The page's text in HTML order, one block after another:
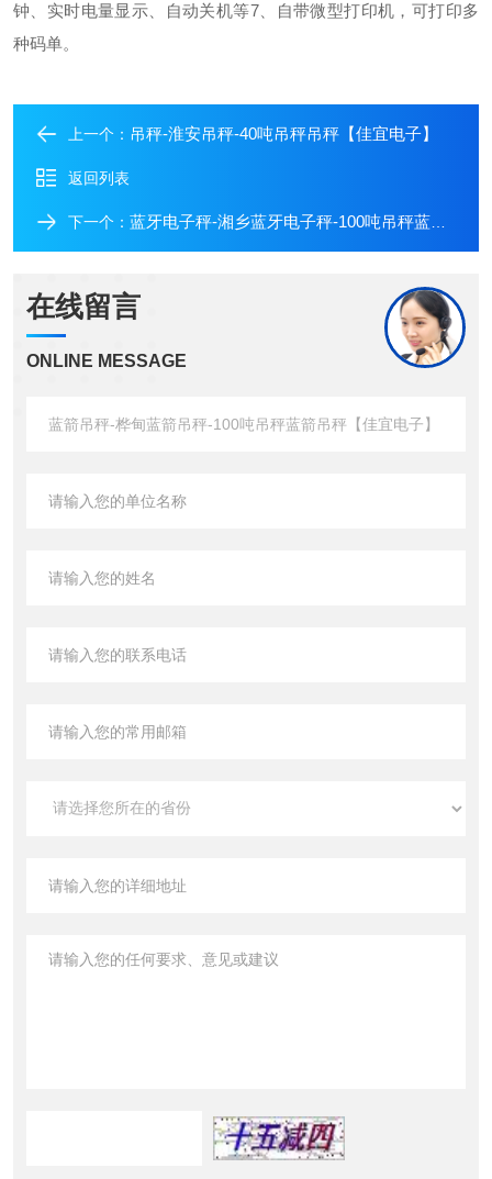
钟、实时电量显示、自动关机等7、自带微型打印机，可打印多
种码单。
上一个： 吊秤-淮安吊秤-40吨吊秤吊秤【佳宜电子】
返回列表
下一个： 蓝牙电子秤-湘乡蓝牙电子秤-100吨吊秤蓝牙电子秤【佳宜电子】
在线留言
ONLINE MESSAGE